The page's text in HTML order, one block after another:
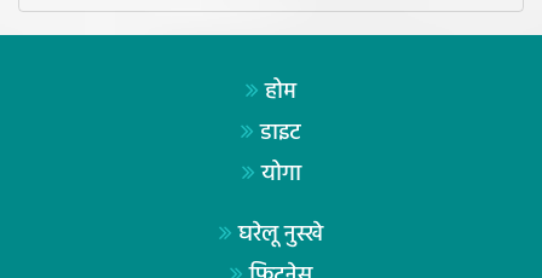
होम
डाइट
योगा
घरेलू नुस्खे